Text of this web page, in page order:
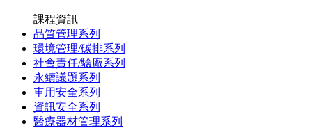
課程資訊
品質管理系列
環境管理/碳排系列
社會責任/驗廠系列
永續議題系列
車用安全系列
資訊安全系列
醫療器材管理系列